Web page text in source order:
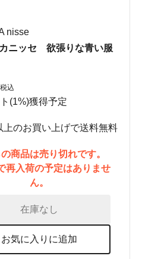
nisse
ニッセ 欲張りな青い服
税込
(1%)獲得予定
上のお買い上げで送料無料
商品は売り切れです。
再入荷の予定はありませ
ん。
在庫なし
お気に入りに追加